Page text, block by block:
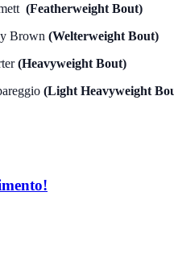
(Featherweight Bout)
Brown (Welterweight Bout)
(Heavyweight Bout)
(Light Heavyweight